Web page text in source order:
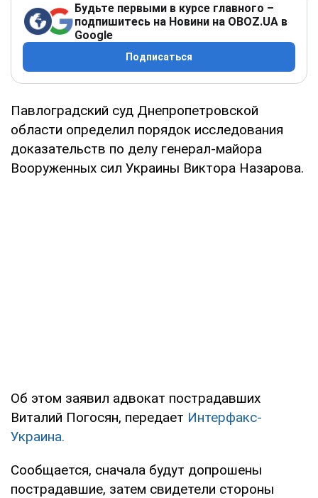
Будьте первыми в курсе главного –
подпишитесь на Новини на OBOZ.UA в
Google
Подписаться
Павлоградский суд Днепропетровской
области определил порядок исследования
доказательств по делу генерал-майора
Вооруженных сил Украины Виктора Назарова.
Об этом заявил адвокат пострадавших
Виталий Погосян, передает Интерфакс-
Украина.
Сообщается, сначала будут допрошены
пострадавшие, затем свидетели стороны